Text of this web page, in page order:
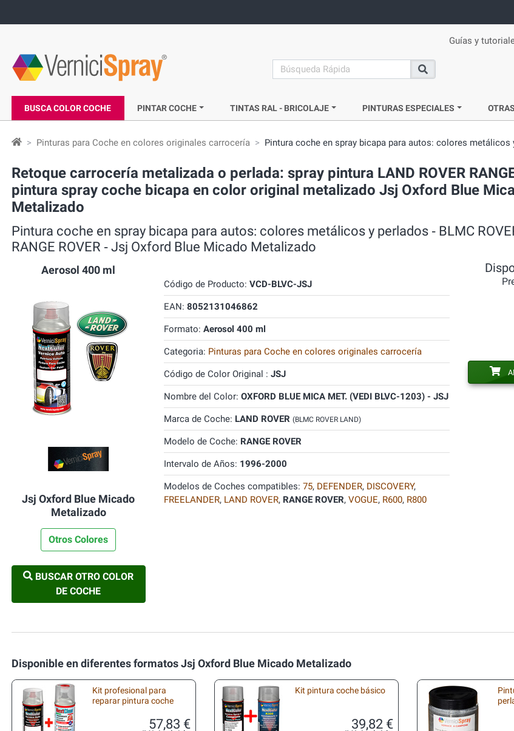
Guías y
search
Buscar
BUSCA COLOR COCHE PINTAR COCHE TINTAS RAL - BRICOLAJE PINTURAS ESPECIALES
Pinturas para Coche en colores originales carrocería Pintura coche en spray bicapa para autos: colores metálicos
Retoque carrocería metalizada o perlada: spray pintura LAND ROVER
pintura spray coche bicapa en color original metalizado Jsj Oxford Blue
Metalizado
Pintura coche en spray bicapa para autos: colores metálicos y perlados ‐ BLMC
RANGE ROVER ‐ Jsj Oxford Blue Micado Metalizado
Aerosol 400 ml
Jsj Oxford Blue Micado
Metalizado
Otros Colores
BUSCAR OTRO COLOR
DE COCHE
Código de Producto: VCD-BLVC-JSJ
EAN: 8052131046862
Formato: Aerosol 400 ml
Categoria: Pinturas para Coche en colores originales carrocería
Código de Color Original : JSJ
Nombre del Color: OXFORD BLUE MICA MET. (VEDI BLVC-1203) - JSJ
Marca de Coche: LAND ROVER (BLMC ROVER LAND)
Modelo de Coche: RANGE ROVER
Intervalo de Años: 1996-2000
Modelos de Coches compatibles: 75, DEFENDER, DISCOVERY,
FREELANDER, LAND ROVER, RANGE ROVER, VOGUE, R600, R800
Disponible en diferentes formatos Jsj Oxford Blue Micado Metalizado
Kit profesional para
reparar pintura coche
57,83 €
Kit pintura coche básico
39,82 €